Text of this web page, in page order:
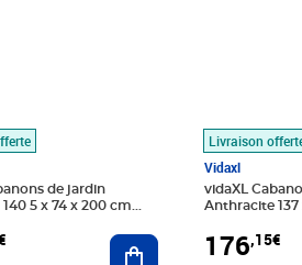
de jardin
5 x 74 x 200 cm
Ajouter au panier
Livraison
Vidaxl
vidaXL
Anthracite 137
176,15€